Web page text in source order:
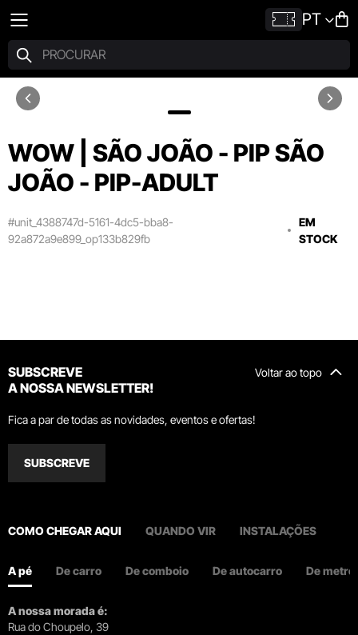
PT
WOW | SÃO JOÃO - PIP SÃO
JOÃO - PIP-ADULT
#unit_4388747d-5161-4dc5-bba8-
92a872a9e899_op133b829fb
EM
STOCK
Voltar ao topo
SUBSCREVE
A NOSSA NEWSLETTER!
Fica a par de todas as novidades, eventos e ofertas!
SUBSCREVE
COMO CHEGAR AQUI QUANDO VIR INSTALAÇÕES
A pé De carro De comboio De autocarro De metro
A nossa morada é:
Rua do Choupelo, 39